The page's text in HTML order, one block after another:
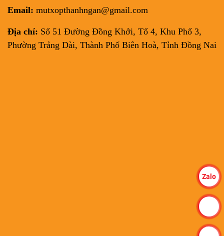
Email: mutxopthanhngan@gmail.com
Địa chỉ: Số 51 Đường Đồng Khởi, Tổ 4, Khu Phố 3,
Phường Trảng Dài, Thành Phố Biên Hoà, Tỉnh Đồng Nai
Zalo